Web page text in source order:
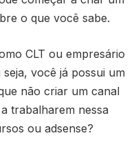
o que você sabe.
CLT ou empresário
seja, você já possui um
não criar um canal
trabalharem nessa
ou adsense?